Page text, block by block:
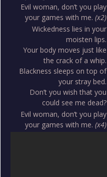
Evil woman, don’t you play
your games with me. (x2)
Wickedness lies in your
moisten lips.
Your body moves just like
the crack of a whip.
Blackness sleeps on top of
your stray bed.
Don’t you wish that you
could see me dead?
Evil woman, don’t you play
your games with me. (x4)